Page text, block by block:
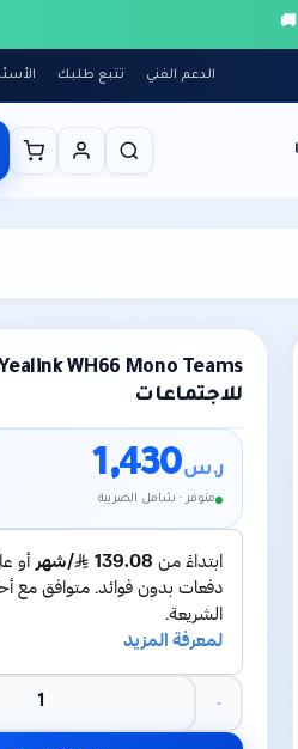
الدعم الفني تتبع طلبك
للاجتماعات
ر.س1,430
متوفر · شامل الضريبة